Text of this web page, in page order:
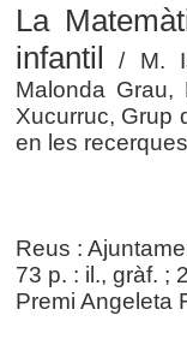
La
infantil / M.
Malonda
Xucurruc, Grup
en les
Reus :
73 p. : il., gràf. ;
Premi Angeleta